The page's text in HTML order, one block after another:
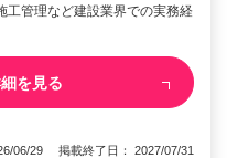
管理など建設業界での実務経
を見る
06/29 掲載終了日： 2027/07/31